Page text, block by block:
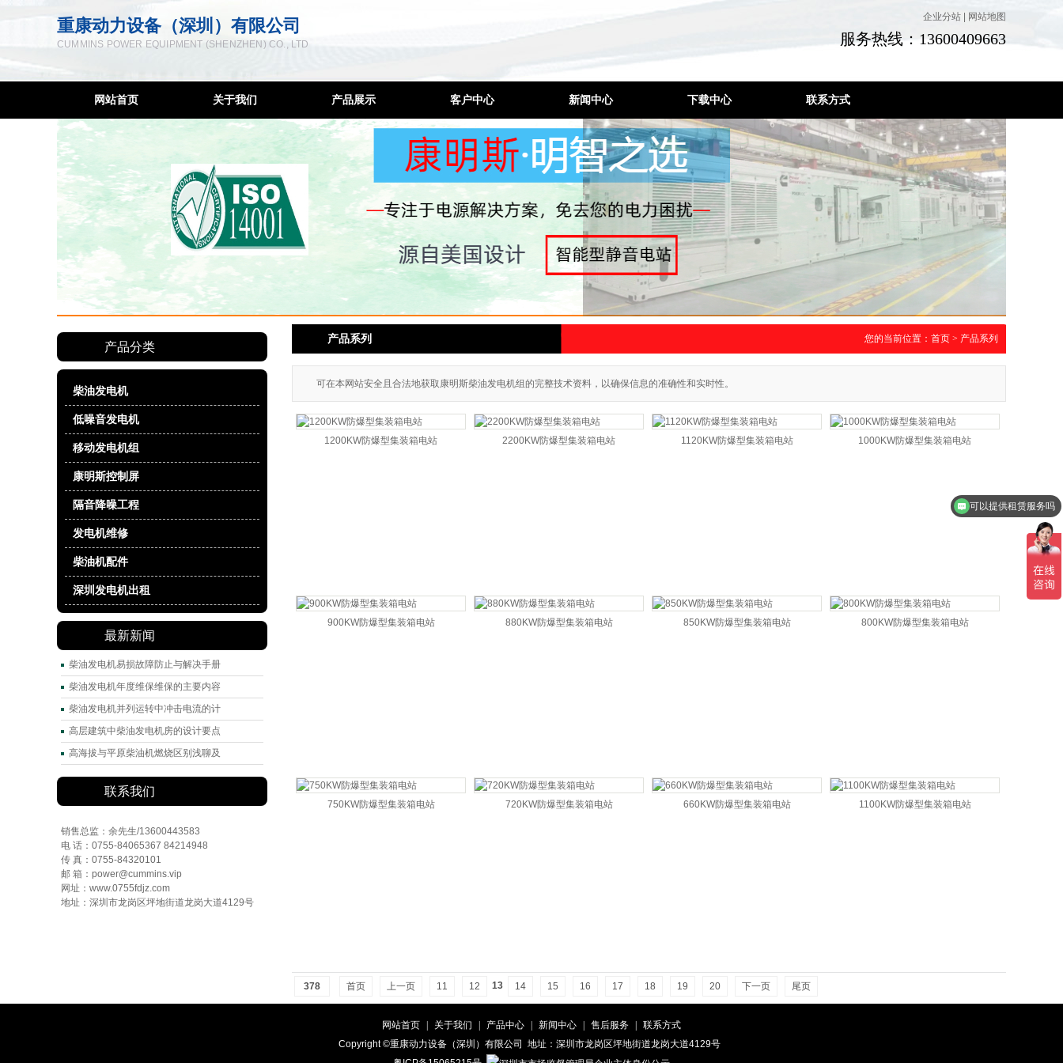
重康动力设备（深圳）有限公司
CUMMINS POWER EQUIPMENT (SHENZHEN) CO., LTD
企业分站 网站地图
服务热线：13600409663
网站首页 关于我们
联系方式
服务宗旨
售后网络
产品展示
柴油发电机
低噪音发电机
移动发电机组
康明斯控制屏
隔音降噪工程
柴油机配件
深圳发电机出租
客户中心
厂家环境
新闻中心
公司新闻
行业动态
技术问题
下载中心 联系方式
产品分类
柴油发电机
低噪音发电机
移动发电机组
康明斯控制屏
隔音降噪工程
发电机维修
柴油机配件
深圳发电机出租
最新新闻
柴油发电机易损故障防止与解决手册
柴油发电机年度维保维保的主要内容
柴油发电机并列运转中冲击电流的计
高层建筑中柴油发电机房的设计要点
高海拔与平原柴油机燃烧区别浅聊及
联系我们
销售总监：余先生/13600443583
电 话：0755-84065367 84214948
传 真：0755-84320101
邮 箱：power@cummins.vip
网址：www.0755fdjz.com
地址：深圳市龙岗区坪地街道龙岗大道4129号
产品系列 您的当前位置： 首页 > 产品系列
可在本网站安全且合法地获取康明斯柴油发电机组的完整技术资料，以确保信息的准确性和实时性。
1200KW防爆型集装箱电站 2200KW防爆型集装箱电站 1120KW防爆型集装箱电站 1000KW防爆型集装箱电站
900KW防爆型集装箱电站 880KW防爆型集装箱电站 850KW防爆型集装箱电站 800KW防爆型集装箱电站
750KW防爆型集装箱电站 720KW防爆型集装箱电站 660KW防爆型集装箱电站 1100KW防爆型集装箱电站
378 首页 上一页 11 12 13 14 15 16 17 18 19 20 下一页 尾页
网站首页 关于我们 产品中心 新闻中心 售后服务
联系方式
Copyright ©重康动力设备（深圳）有限公司 地址：深圳市龙岗区坪地街道龙岗大道4129号
可以提供租赁服务吗